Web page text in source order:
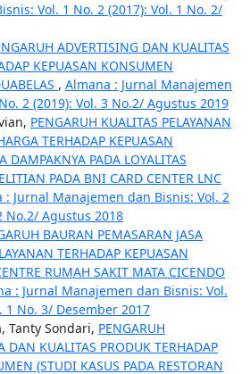
Vol. 1 No. 2 (2017): Vol. 1 No. 2/
ADVERTISING DAN KUALITAS
KEPUASAN KONSUMEN
, Almana : Jurnal Manajemen
2 (2019): Vol. 3 No.2/ Agustus 2019
PENGARUH KUALITAS PELAYANAN
TERHADAP KEPUASAN
DAMPAKNYA PADA LOYALITAS
PADA BNI CARD CENTER LNC
: Jurnal Manajemen dan Bisnis: Vol. 2
No.2/ Agustus 2018
BAURAN PEMASARAN JASA
TERHADAP KEPUASAN
RUMAH SAKIT MATA CICENDO
: Jurnal Manajemen dan Bisnis: Vol.
1 No. 3/ Desember 2017
Tanty Sondari, PENGARUH
DAN KUALITAS PRODUK TERHADAP
(STUDI KASUS PADA RESTORAN